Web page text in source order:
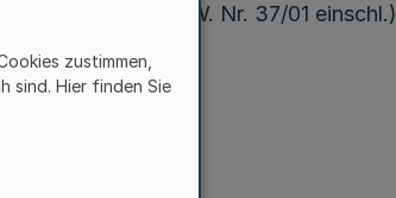
2001 = MBl. NRW. Nr. 37/01 einschl.)
zustimmen,
sind. Hier finden Sie